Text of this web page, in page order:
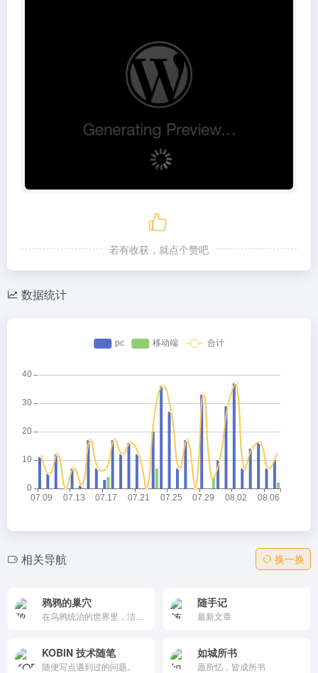
若有收获，就点个赞吧
数据统计
相关导航 换一换
鸦鸦的巢穴 随手记
最新文章
KOBIN 技术随笔
随便写点遇到过的问题。
如城所书
愿所忆，皆成所书